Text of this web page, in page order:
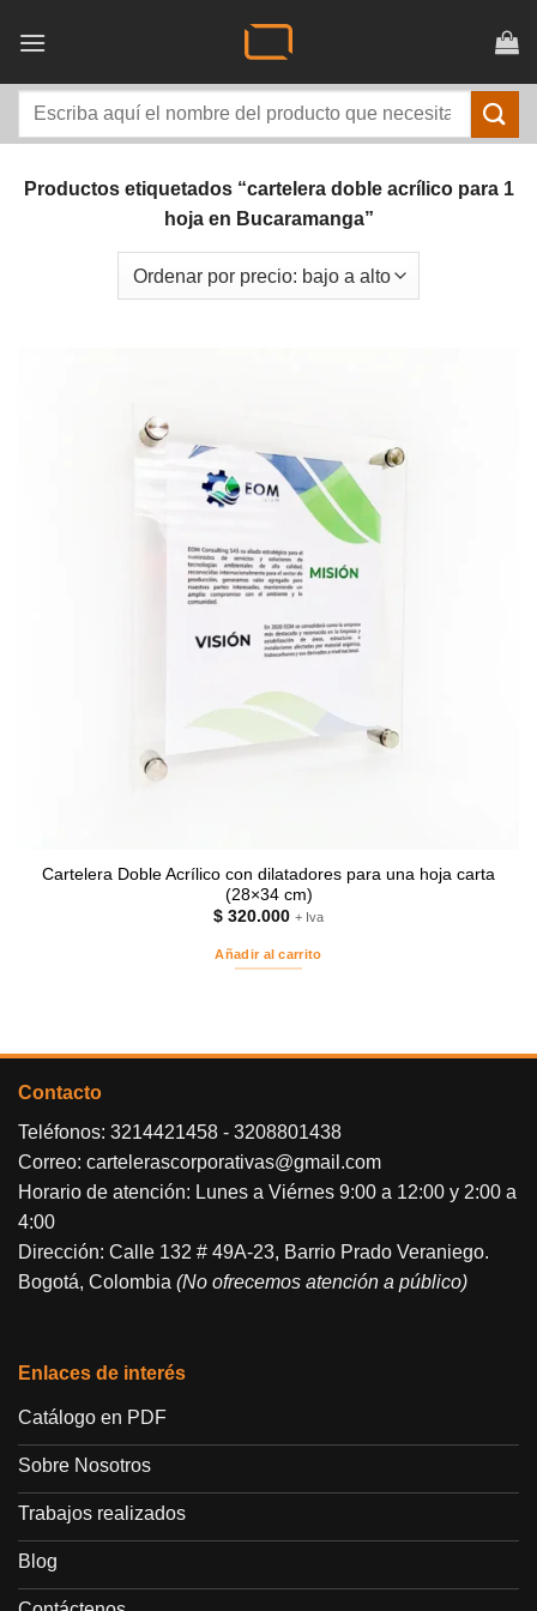
Buscar
Productos etiquetados “cartelera doble acrílico para 1
hoja en Bucaramanga”
Cartelera Doble Acrílico con dilatadores para una hoja carta
(28×34 cm)
$ 320.000 + Iva
Añadir al carrito
Contacto
Teléfonos: 3214421458 - 3208801438
Correo: cartelerascorporativas@gmail.com
Horario de atención: Lunes a Viérnes 9:00 a 12:00 y 2:00 a
4:00
Dirección: Calle 132 # 49A-23, Barrio Prado Veraniego.
Bogotá, Colombia (No ofrecemos atención a público)
Enlaces de interés
Catálogo en PDF
Sobre Nosotros
Trabajos realizados
Blog